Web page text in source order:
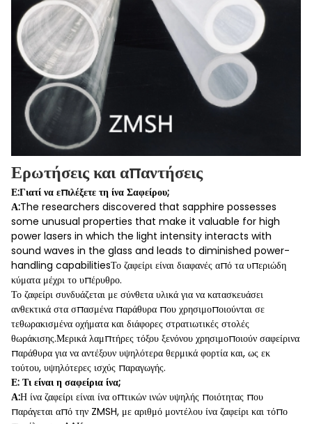
Ερωτήσεις και απαντήσεις
Ε:Γιατί να επιλέξετε τη ίνα Σαφείρου;
Α:The researchers discovered that sapphire possesses
some unusual properties that make it valuable for high
power lasers in which the light intensity interacts with
sound waves in the glass and leads to diminished power-
handling capabilitiesΤο ζαφείρι είναι διαφανές από τα υπεριώδη
κύματα μέχρι το υπέρυθρο.
Το ζαφείρι συνδυάζεται με σύνθετα υλικά για να κατασκευάσει
ανθεκτικά στα σπασμένα παράθυρα που χρησιμοποιούνται σε
τεθωρακισμένα οχήματα και διάφορες στρατιωτικές στολές
θωράκισης.Μερικά λαμπτήρες τόξου ξενόνου χρησιμοποιούν σαφείρινα
παράθυρα για να αντέξουν υψηλότερα θερμικά φορτία και, ως εκ
τούτου, υψηλότερες ισχύς παραγωγής.
Ε: Τι είναι η σαφείρια ίνα;
Α:Η ίνα ζαφείρι είναι ίνα οπτικών ινών υψηλής ποιότητας που
παράγεται από την ZMSH, με αριθμό μοντέλου ίνα ζαφείρι και τόπο